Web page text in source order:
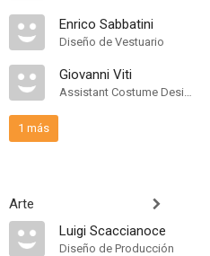
Enrico Sabbatini
Diseño de Vestuario
Giovanni Viti
Assistant Costume Designer
1 más
Arte
Luigi Scaccianoce
Diseño de Producción